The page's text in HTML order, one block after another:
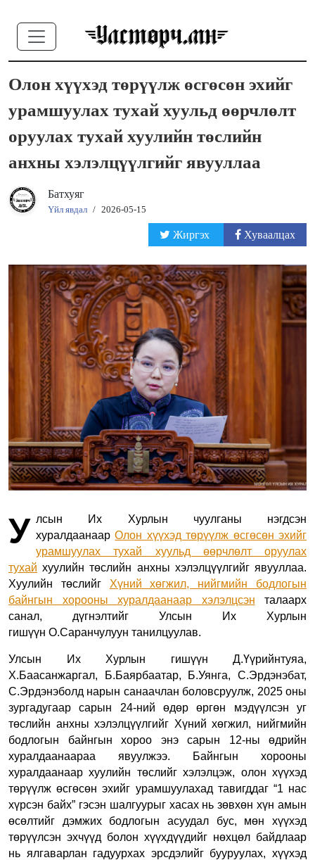
Олон хүүхэд төрүүлж өсгөсөн эхийг
урамшуулах тухай хуульд өөрчлөлт
оруулах тухай хуулийн төслийн
анхны хэлэлцүүлгийг явууллаа
Батхуяг
Үйл явдал / 2026-05-15
Жиргэх Хуваалцах
У лсын Их Хурлын чуулганы нэгдсэн
хуралдаанаарОлон хүүхэд төрүүлж өсгөсөн эхийг
урамшуулах тухай хуульд өөрчлөлт оруулах
тухай хуулийн төслийн анхны хэлэлцүүлгийг явууллаа.
Хуулийн төслийг Хүний хөгжил, нийгмийн бодлогын
байнгын хорооны хуралдаанаар хэлэлцсэн талаарх
санал, дүгнэлтийг Улсын Их Хурлын
гишүүн О.Саранчулуун танилцуулав.
Улсын Их Хурлын гишүүн Д.Үүрийнтуяа,
Х.Баасанжаргал, Б.Баярбаатар, Б.Уянга, С.Эрдэнэбат,
С.Эрдэнэболд нарын санаачлан боловсруулж, 2025 оны
зургадугаар сарын 24-ний өдөр өргөн мэдүүлсэн уг
төслийн анхны хэлэлцүүлгийг Хүний хөгжил, нийгмийн
бодлогын байнгын хороо энэ сарын 12-ны өдрийн
хуралдаанаараа явуулжээ. Байнгын хорооны
хуралдаанаар хуулийн төслийг хэлэлцэж, олон хүүхэд
төрүүлж өсгөсөн эхийг урамшуулахад тавигддаг “1 нас
хүрсэн байх” гэсэн шалгуурыг хасах ньзөвхөн хүн амын
өсөлтийг дэмжих бодлогын асуудал бус, мөн хүүхэд
төрүүлсэн эхчүүд болон хүүхдүүдийг нөхцөл байдлаар
нь ялгаварлан гадуурхах эрсдэлийг бууруулах, хүүхэд